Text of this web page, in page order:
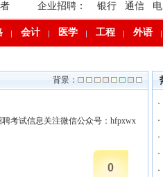
企业招聘： 银行 通信
会计 医学 工程 外语
背景：
聘考试信息关注微信公众号：hfpxwx
0
．
．
．
．
．